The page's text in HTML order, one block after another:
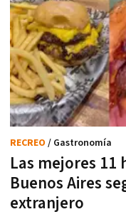
Las mejores 11
Buenos Aires
extranjero
RECREO / Gastronomía